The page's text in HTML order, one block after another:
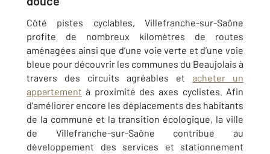
Côté pistes cyclables, Villefranche-sur-Saône
profite de nombreux kilomètres de routes
aménagées ainsi que d’une voie verte et d’une voie
bleue pour découvrir les communes du Beaujolais à
travers des circuits agréables et acheter un
appartement à proximité des axes cyclistes. Afin
d’améliorer encore les déplacements des habitants
de la commune et la transition écologique, la ville
de Villefranche-sur-Saône contribue au
développement des services et stationnement